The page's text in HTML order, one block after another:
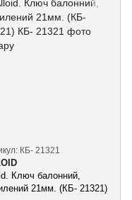
КБ- 21321
Ключ балонний,
21мм. (КБ- 21321)